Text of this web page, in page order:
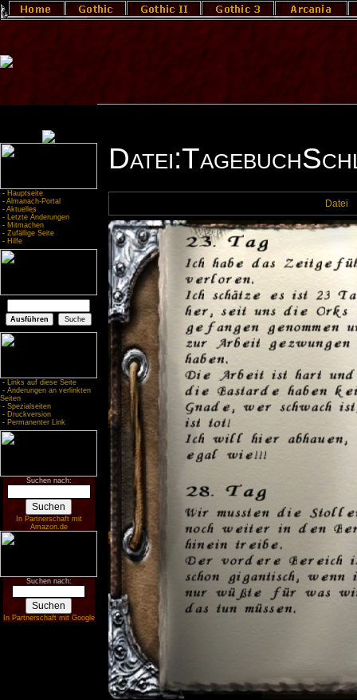
- Hauptseite
- Almanach-Portal
- Aktuelles
- Letzte Änderungen
- Mitmachen
- Zufällige Seite
- Hilfe
- Links auf diese Seite
- Änderungen an verlinkten
Seiten
- Spezialseiten
- Druckversion
- Permanenter Link
Suchen nach:
In Partnerschaft mit
Amazon.de
Suchen nach:
In Partnerschaft mit Google
Datei